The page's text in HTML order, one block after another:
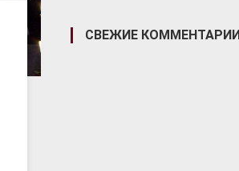
СВЕЖИЕ КОММЕНТАРИИ